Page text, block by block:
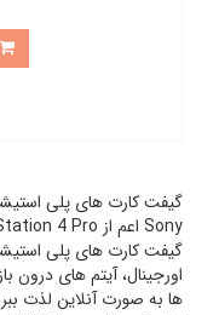
گیفت کارت های پلی
گیفت کارت های پلی
اورجینال، آیتم های
ها به صورت آنلاین لذت